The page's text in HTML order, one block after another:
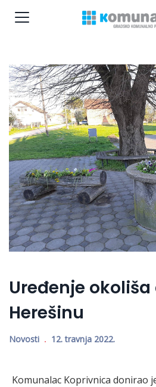
Uređenje okoliša
Herešinu
Novosti 12. travnja 2022.
Komunalac Koprivnica donirao